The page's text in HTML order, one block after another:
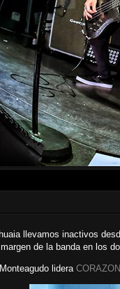
llevamos inactivos
margen de la banda en los
lidera